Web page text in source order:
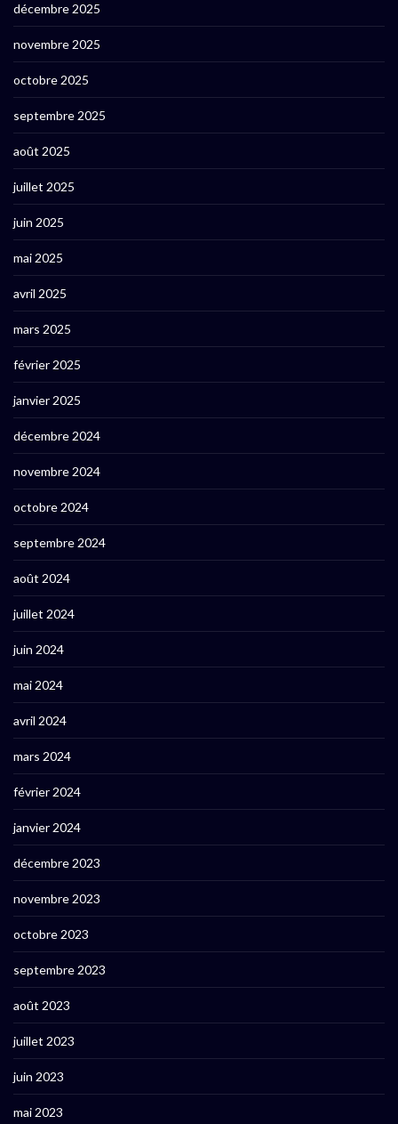
décembre 2025
novembre 2025
octobre 2025
septembre 2025
août 2025
juillet 2025
juin 2025
mai 2025
avril 2025
mars 2025
février 2025
janvier 2025
décembre 2024
novembre 2024
octobre 2024
septembre 2024
août 2024
juillet 2024
juin 2024
mai 2024
avril 2024
mars 2024
février 2024
janvier 2024
décembre 2023
novembre 2023
octobre 2023
septembre 2023
août 2023
juillet 2023
juin 2023
mai 2023